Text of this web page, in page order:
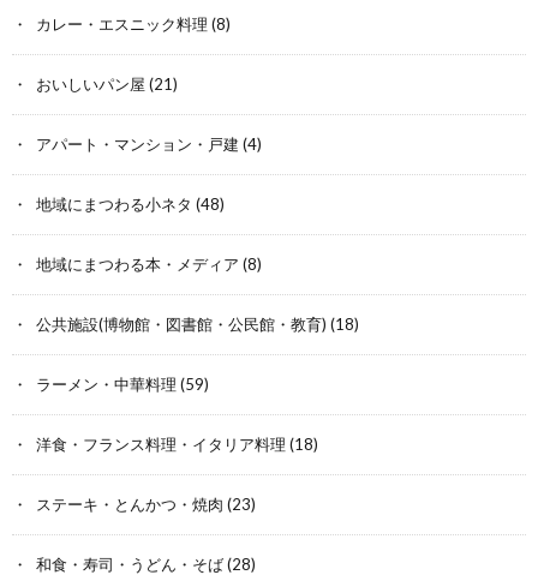
カレー・エスニック料理 (8)
おいしいパン屋 (21)
アパート・マンション・戸建 (4)
地域にまつわる小ネタ (48)
地域にまつわる本・メディア (8)
公共施設(博物館・図書館・公民館・教育) (18)
ラーメン・中華料理 (59)
洋食・フランス料理・イタリア料理 (18)
ステーキ・とんかつ・焼肉 (23)
和食・寿司・うどん・そば(28)